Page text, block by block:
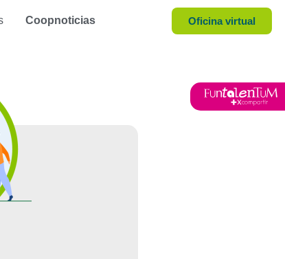
Coopnoticias Oficina virtual